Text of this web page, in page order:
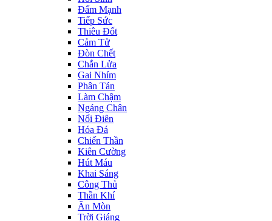
Đấm Mạnh
Tiếp Sức
Thiêu Đốt
Cảm Tử
Đòn Chết
Chắn Lửa
Gai Nhím
Phân Tán
Làm Chậm
Ngáng Chân
Nổi Điên
Hóa Đá
Chiến Thần
Kiên Cường
Hút Máu
Khai Sáng
Công Thủ
Thần Khí
Ăn Mòn
Trời Giáng